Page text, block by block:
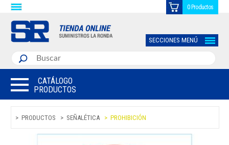
0 Productos
SECCIONES MENÚ
CATÁLOGO
PRODUCTOS
PRODUCTOS SEÑALÉTICA PROHIBICIÓN